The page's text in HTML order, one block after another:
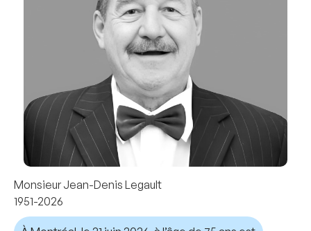
Monsieur Jean-Denis Legault
1951-2026